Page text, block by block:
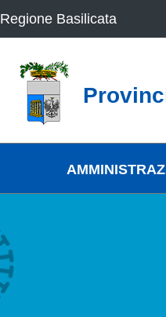
Regione Basilicata